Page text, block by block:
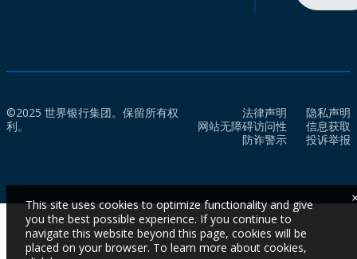
©2025 世界银行集团。保留所有权
利。
法律声明
隐私声明
网站无障碍访问性
信息获取
防诈警示
投诉举报
This site uses cookies to optimize functionality and give
you the best possible experience. If you continue to
navigate this website beyond this page, cookies will be
placed on your browser. To learn more about cookies,